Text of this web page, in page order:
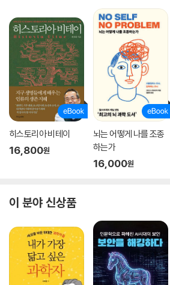
히스토리아 비테이
16,800원
뇌는 어떻게 나를 조종
하는가
16,000원
이 분야 신상품